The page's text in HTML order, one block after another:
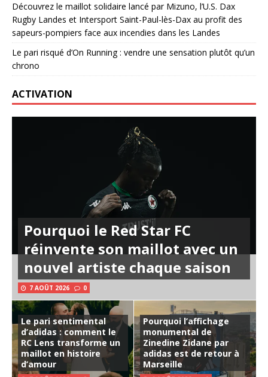
Découvrez le maillot solidaire lancé par Mizuno, l’U.S. Dax
Rugby Landes et Intersport Saint-Paul-lès-Dax au profit des
sapeurs-pompiers face aux incendies dans les Landes
Le pari risqué d’On Running : vendre une sensation plutôt qu’un
chrono
ACTIVATION
Pourquoi le Red Star FC
réinvente son maillot avec un
nouvel artiste chaque saison
7 AOÛT 2026 0
Le pari sentimental
d’adidas : comment le
RC Lens transforme un
maillot en histoire
d’amour
Pourquoi l’affichage
monumental de
Zinedine Zidane par
adidas est de retour à
Marseille